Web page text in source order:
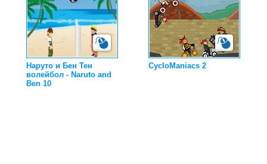
Наруто и Бен Тен
волейбол - Naruto and
Ben 10
CycloManiacs 2